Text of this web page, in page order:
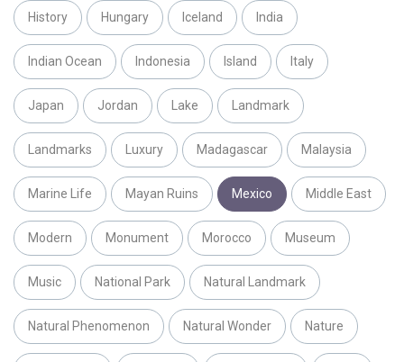
History Hungary Iceland India
Indian Ocean Indonesia Island Italy
Japan Jordan Lake Landmark
Landmarks Luxury Madagascar Malaysia
Marine Life Mayan Ruins Mexico Middle East
Modern Monument Morocco Museum
Music National Park Natural Landmark
Natural Phenomenon Natural Wonder Nature